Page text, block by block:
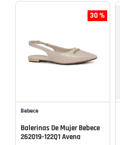
30 %
Bebece
Balerinas De Mujer Bebece
262019-122Q1 Avena